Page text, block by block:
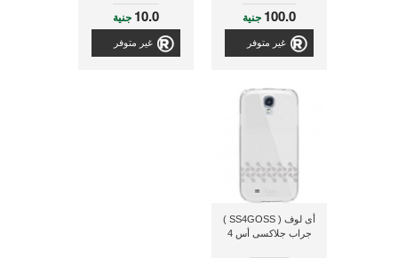
100.0 جنية
غير متوفر
سم و يرفق مع المنتج
HM4299
10.0 جنية
غير متوفر
أى لوف ( SS4GOSS )
جراب جلاكسى أس 4